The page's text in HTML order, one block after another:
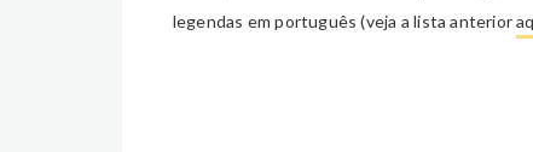
legendas em português (veja a lista anterior